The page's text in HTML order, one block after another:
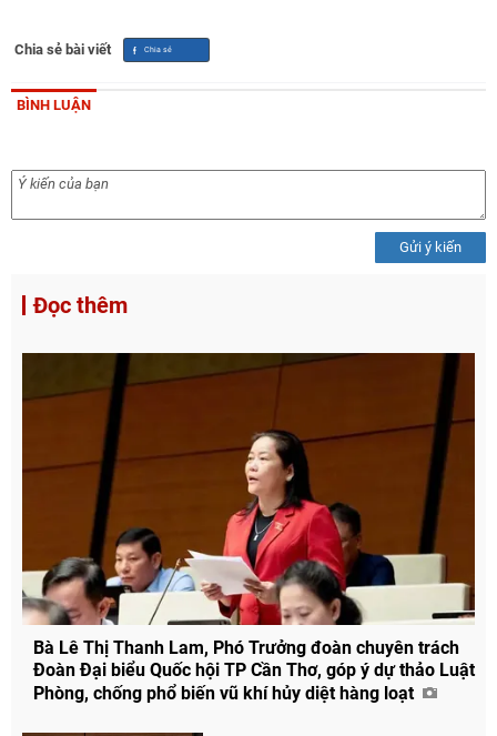
Chia sẻ bài viết
Chia sẻ
BÌNH LUẬN
Gửi ý kiến
Đọc thêm
Bà Lê Thị Thanh Lam, Phó Trưởng đoàn chuyên trách
Đoàn Đại biểu Quốc hội TP Cần Thơ, góp ý dự thảo Luật
Phòng, chống phổ biến vũ khí hủy diệt hàng loạt